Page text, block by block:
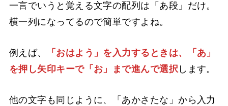
一言でいうと覚える文字の配列は「あ段」だけ。
横一列になってるので簡単ですよね。
例えば、
「おはよう」を入力するときは、「あ」
を押し矢印キーで「お」まで進んで選択します。
他の文字も同じように、「あかさたな」から入力